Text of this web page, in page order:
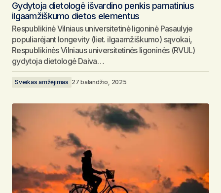
Gydytoja dietologė išvardino penkis pamatinius
ilgaamžiškumo dietos elementus
Respublikinė Vilniaus universitetinė ligoninė Pasaulyje
populiarėjant longevity (liet. ilgaamžiškumo) sąvokai,
Respublikinės Vilniaus universitetinės ligoninės (RVUL)
gydytoja dietologė Daiva…
Sveikas amžėjimas 27 balandžio, 2025